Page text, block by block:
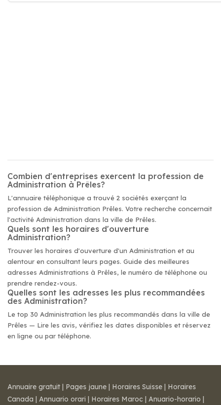
Combien d'entreprises exercent la profession de
Administration à Prêles?
L'annuaire téléphonique a trouvé 2 sociétés exerçant la
profession de Administration Prêles. Votre recherche concernait
l'activité Administration dans la ville de Prêles.
Quels sont les horaires d'ouverture
Administration?
Trouver les horaires d'ouverture d'un Administration et au
alentour en consultant leurs pages. Guide des meilleures
adresses Administrations à Prêles, le numéro de téléphone ou
prendre rendez-vous.
Quelles sont les adresses les plus recommandées
des Administration?
Le top 30 Administration les plus recommandés dans la ville de
Prêles — Lire les avis, vérifiez les dates disponibles et réservez
en ligne ou par téléphone.
Annuaire gratuit | Pages jaune | Horaires Suisse | Horaires
Canada | Annuario orari | Horaires Maroc | Anuario-horario |